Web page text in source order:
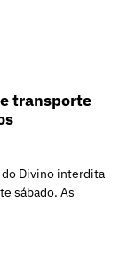
transporte
do Divino interdita
sábado. As